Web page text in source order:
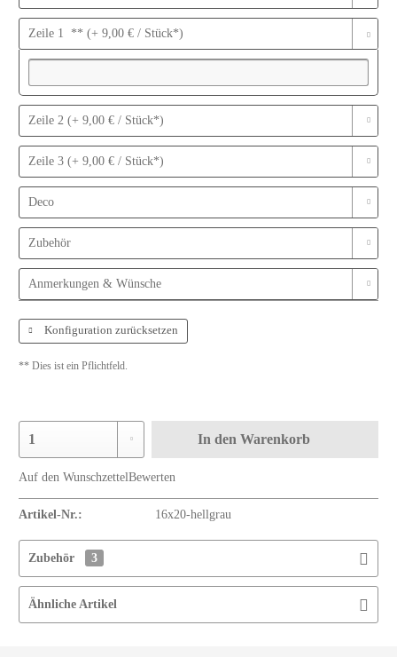
Zeile 1 ** (+ 9,00 € / Stück*)
Zeile 2 (+ 9,00 € / Stück*)
Zeile 3 (+ 9,00 € / Stück*)
Deco
Zubehör
Anmerkungen & Wünsche
Konfiguration zurücksetzen
** Dies ist ein Pflichtfeld.
In den Warenkorb
Auf den WunschzettelBewerten
Artikel-Nr.: 16x20-hellgrau
Zubehör 3
Ähnliche Artikel